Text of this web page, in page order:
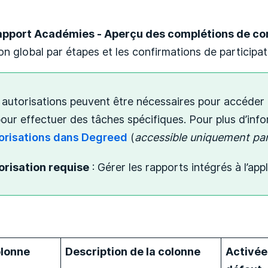
Académies - Aperçu des complétions de
global par étapes et les confirmations de
peuvent être nécessaires pour
effectuer des tâches spécifiques. Pour plus
dans Degreed (accessible uniquement
requise : Gérer les rapports intégrés à
Description de la colonne